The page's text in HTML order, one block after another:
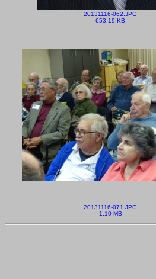
20131116-062.JPG
653.19 KB
20131116-071.JPG
1.10 MB